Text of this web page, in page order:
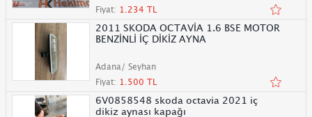
Fiyat: 1.234 TL
2011 SKODA OCTAVİA 1.6 BSE MOTOR
BENZİNLİ İÇ DİKİZ AYNA
Adana/ Seyhan
Fiyat: 1.500 TL
6V0858548 skoda octavia 2021 iç
dikiz aynası kapağı